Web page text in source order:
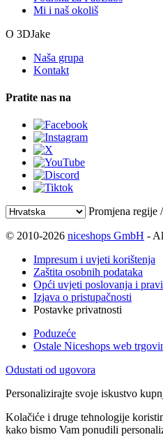
Mi i naš okoliš
O 3DJake
Naša grupa
Kontakt
Pratite nas na
Promjena regije
© 2010-2026 niceshops GmbH -
Impresum i uvjeti korištenja
Zaštita osobnih podataka
Opći uvjeti poslovanja i
Izjava o pristupačnosti
Postavke privatnosti
Poduzeće
Ostale Niceshops web
Odustati od ugovora
Personalizirajte svoje iskustvo
Kolačiće i druge tehnologije
kako bismo Vam ponudili